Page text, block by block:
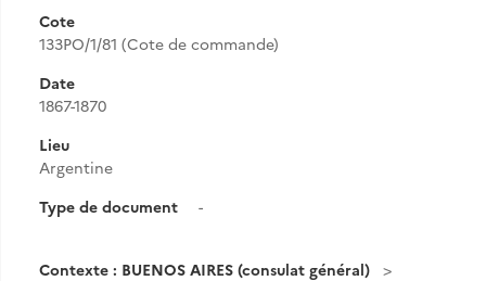
Cote
133PO/1/81 (Cote de commande)
Date
1867-1870
Lieu
Argentine
Type de document
-
Contexte : BUENOS AIRES (consulat général)